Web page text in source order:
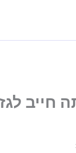
חייב